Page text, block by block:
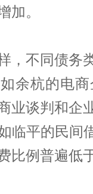
加。
，不同债务
余杭的电
业谈判和企
临平的民间
比例普遍低